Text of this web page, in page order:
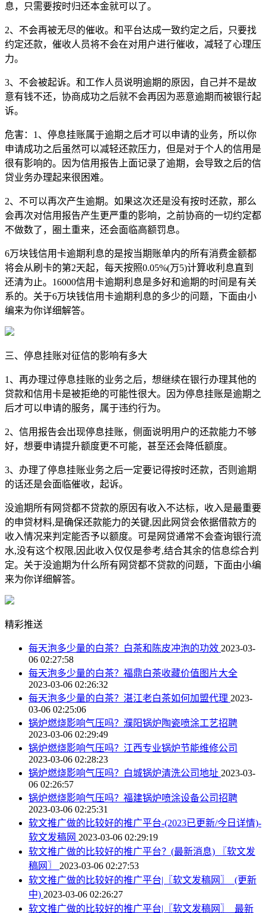
息，只需要按时归还本金就可以了。
2、不会再被无尽的催收。和平台达成一致约定之后，只要找
约定还款，催收人员将不会在对用户进行催收，减轻了心理压
力。
3、不会被起诉。和工作人员说明逾期的原因，自己并不是故
意有钱不还，协商成功之后就不会再因为恶意逾期而被银行起
诉。
危害：1、停息挂账属于逾期之后才可以申请的业务，所以你
申请成功之后虽然可以减轻还款压力，但是对于个人的信用是
很有影响的。因为信用报告上面记录了逾期，会导致之后的信
贷业务办理起来很困难。
2、不可以再次产生逾期。如果这次还是没有按时还款，那么
会再次对信用报告产生更严重的影响，之前协商的一切约定都
不做数了，圈土重来，还会面临高额罚息。
6万块钱信用卡逾期利息的是按当期账单内的所有消费金额都
将会从刷卡的第2天起，每天按照0.05%(万5)计算收利息直到
还清为止。16000信用卡逾期利息是多好和逾期的时间是有关
系的。关于6万块钱信用卡逾期利息的多少的问题，下面由小
编来为你详细解答。
三、停息挂账对征信的影响有多大
1、再办理过停息挂账的业务之后，想继续在银行办理其他的
贷款和信用卡是被拒绝的可能性很大。因为停息挂账是逾期之
后才可以申请的服务，属于违约行为。
2、信用报告会出现停息挂账，侧面说明用户的还款能力不够
好，想要申请提升额度更不可能，甚至还会降低额度。
3、办理了停息挂账业务之后一定要记得按时还款，否则逾期
的话还是会面临催收，起诉。
没逾期所有网贷都不贷款的原因有收入不达标，收入是最重要
的申贷材料,是确保还款能力的关键,因此网贷会依据借款方的
收入情况来判定能否予以额度。可是网贷通常不会查询银行流
水,没有这个权限,因此收入仅仅是参考,结合其余的信息综合判
定。关于没逾期为什么所有网贷都不贷款的问题，下面由小编
来为你详细解答。
精彩推送
每天泡多少量的白茶？白茶和陈皮冲泡的功效 2023-03-
06 02:27:58
每天泡多少量的白茶？福鼎白茶收藏价值图片大全
2023-03-06 02:26:32
每天泡多少量的白茶？湛江老白茶如何加盟代理 2023-
03-06 02:25:06
锅炉燃烧影响气压吗？濮阳锅炉陶瓷喷涂工艺招聘
2023-03-06 02:29:49
锅炉燃烧影响气压吗？江西专业锅炉节能维修公司
2023-03-06 02:28:23
锅炉燃烧影响气压吗？白城锅炉清洗公司地址 2023-03-
06 02:26:57
锅炉燃烧影响气压吗？福建锅炉喷涂设备公司招聘
2023-03-06 02:25:31
软文推广做的比较好的推广平台-(2023已更新/今日详情)-
软文发稿网 2023-03-06 02:29:19
软文推广做的比较好的推广平台？(最新消息) 〖软文发
稿网〗 2023-03-06 02:27:53
软文推广做的比较好的推广平台|〖软文发稿网〗_(更新
中) 2023-03-06 02:26:27
软文推广做的比较好的推广平台|〖软文发稿网〗_最新